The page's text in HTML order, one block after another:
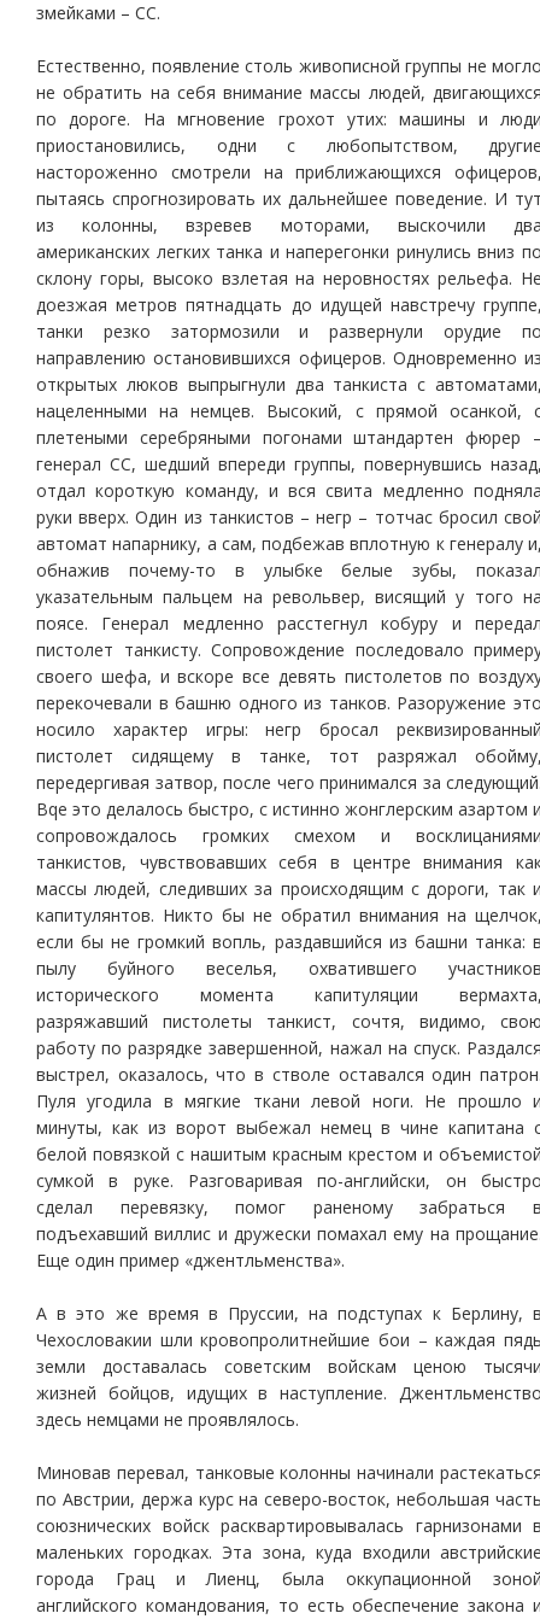
змейками – СС.
Естественно, появление столь живописной группы не
не обратить на себя внимание массы людей,
по дороге. На мгновение грохот утих: машины и
приостановились, одни с любопытством,
настороженно смотрели на приближающихся
пытаясь спрогнозировать их дальнейшее поведение. И
из колонны, взревев моторами, выскочили
американских легких танка и наперегонки ринулись вниз
склону горы, высоко взлетая на неровностях рельефа.
доезжая метров пятнадцать до идущей навстречу
танки резко затормозили и развернули орудие
направлению остановившихся офицеров. Одновременно
открытых люков выпрыгнули два танкиста с
нацеленными на немцев. Высокий, с прямой осанкой,
плетеными серебряными погонами штандартен фюрер
генерал СС, шедший впереди группы, повернувшись
отдал короткую команду, и вся свита медленно
руки вверх. Один из танкистов – негр – тотчас бросил
автомат напарнику, а сам, подбежав вплотную к генералу
обнажив почему-то в улыбке белые зубы,
указательным пальцем на револьвер, висящий у того
поясе. Генерал медленно расстегнул кобуру и
пистолет танкисту. Сопровождение последовало
своего шефа, и вскоре все девять пистолетов по
перекочевали в башню одного из танков. Разоружение
носило характер игры: негр бросал
пистолет сидящему в танке, тот разряжал
передергивая затвор, после чего принимался за
Bqe это делалось быстро, с истинно жонглерским азартом
сопровождалось громких смехом и
танкистов, чувствовавших себя в центре внимания
массы людей, следивших за происходящим с дороги, так
капитулянтов. Никто бы не обратил внимания на
если бы не громкий вопль, раздавшийся из башни танка:
пылу буйного веселья, охватившего
исторического момента капитуляции
разряжавший пистолеты танкист, сочтя, видимо,
работу по разрядке завершенной, нажал на спуск.
выстрел, оказалось, что в стволе оставался один
Пуля угодила в мягкие ткани левой ноги. Не прошло
минуты, как из ворот выбежал немец в чине капитана
белой повязкой с нашитым красным крестом и
сумкой в руке. Разговаривая по-английски, он
сделал перевязку, помог раненому забраться
подъехавший виллис и дружески помахал ему на
Еще один пример «джентльменства».
А в это же время в Пруссии, на подступах к Берлину,
Чехословакии шли кровопролитнейшие бои – каждая
земли доставалась советским войскам ценою
жизней бойцов, идущих в наступление.
здесь немцами не проявлялось.
Миновав перевал, танковые колонны начинали
по Австрии, держа курс на северо-восток, небольшая
союзнических войск расквартировывалась гарнизонами
маленьких городках. Эта зона, куда входили
города Грац и Лиенц, была оккупационной
английского командования, то есть обеспечение закона